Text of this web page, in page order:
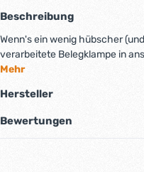
Beschreibung
Wenn's ein wenig hübscher
verarbeitete Belegklampe in
Mehr
Hersteller
Bewertungen